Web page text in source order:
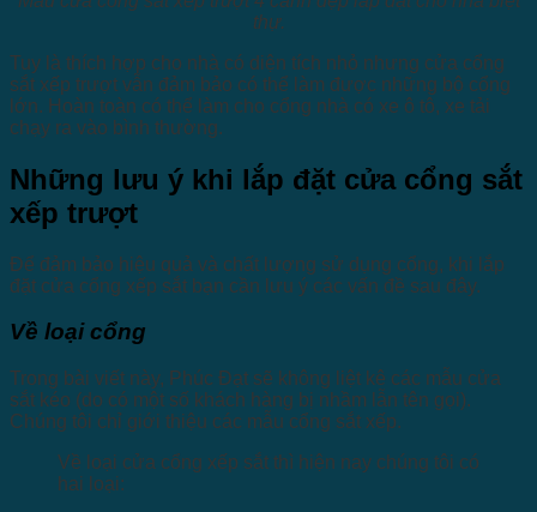
thự.
Tuy là thích hợp cho nhà có diện tích nhỏ nhưng cửa cổng
sắt xếp trượt vẫn đảm bảo có thể làm được những bộ cổng
lớn. Hoàn toàn có thể làm cho cổng nhà có xe ô tô, xe tải
chạy ra vào bình thường.
Những lưu ý khi lắp đặt cửa cổng sắt
xếp trượt
Để đảm bảo hiệu quả và chất lượng sử dụng cổng, khi lắp
đặt cửa cổng xếp sắt bạn cần lưu ý các vấn đề sau đây.
Về loại cổng
Trong bài viết này, Phúc Đạt sẽ không liệt kê các mẫu cửa
sắt kéo (do có một số khách hàng bị nhầm lẫn tên gọi).
Chúng tôi chỉ giới thiệu các mẫu cổng sắt xếp.
Về loại cửa cổng xếp sắt thì hiện nay chúng tôi có
hai loại: